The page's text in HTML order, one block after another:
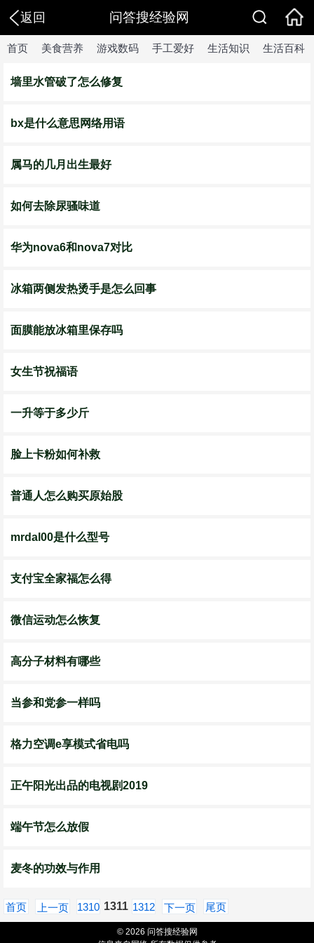
返回 问答搜经验网
首页 美食营养 游戏数码 手工爱好 生活知识 生活百科
墙里水管破了怎么修复
bx是什么意思网络用语
属马的几月出生最好
如何去除尿骚味道
华为nova6和nova7对比
冰箱两侧发热烫手是怎么回事
面膜能放冰箱里保存吗
女生节祝福语
一升等于多少斤
脸上卡粉如何补救
普通人怎么购买原始股
mrdal00是什么型号
支付宝全家福怎么得
微信运动怎么恢复
高分子材料有哪些
当参和党参一样吗
格力空调e享模式省电吗
正午阳光出品的电视剧2019
端午节怎么放假
麦冬的功效与作用
首页 上一页 1310 1311 1312 下一页 尾页
© 2026 问答搜经验网